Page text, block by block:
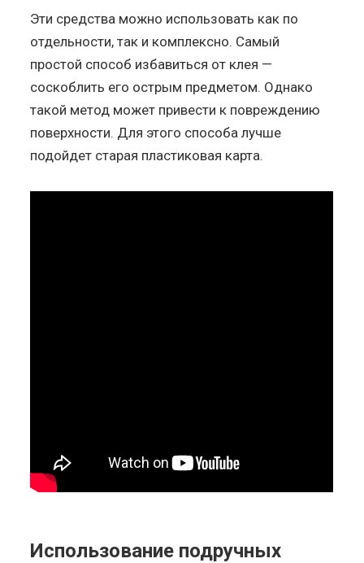
Эти средства можно использовать как по
отдельности, так и комплексно. Самый
простой способ избавиться от клея —
соскоблить его острым предметом. Однако
такой метод может привести к повреждению
поверхности. Для этого способа лучше
подойдет старая пластиковая карта.
Использование подручных